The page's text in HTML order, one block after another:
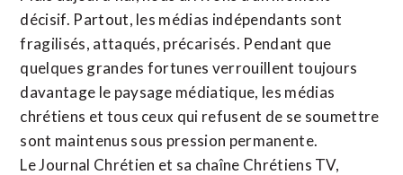
décisif. Partout, les médias indépendants sont
fragilisés, attaqués, précarisés. Pendant que
quelques grandes fortunes verrouillent toujours
davantage le paysage médiatique, les médias
chrétiens et tous ceux qui refusent de se soumettre
sont maintenus sous pression permanente.
Le Journal Chrétien et sa chaîne Chrétiens TV,